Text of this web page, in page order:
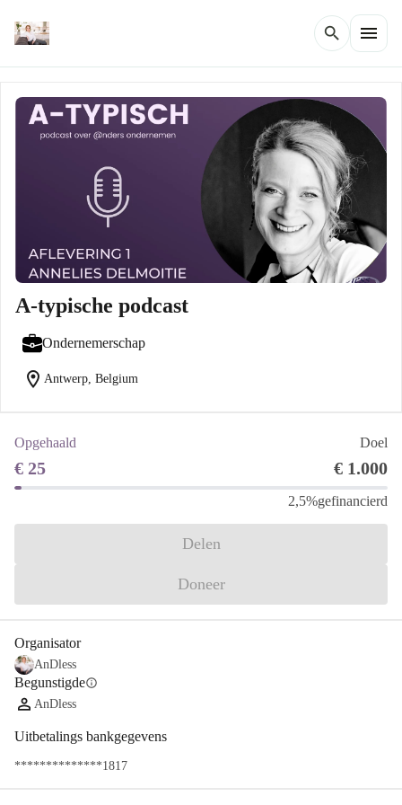
search menu
A-typische podcast
Ondernemerschap
location_on Antwerp, Belgium
Opgehaald Doel
€ 25 € 1.000
2,5%gefinancierd
Delen
Doneer
Organisator
AnDless
Begunstigdeinfo
AnDless
Uitbetalings bankgegevens
**************1817